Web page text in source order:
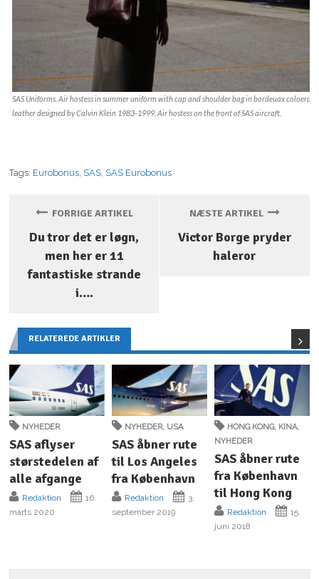
SAS Uniforms. Air hostess in summer uniform with cap and shoulder bag in bordeuax coloerd
leather designed by Calvin Klein 1983-1999. Air hostess on the front of SAS aircraft.
Tags: Eurobonus SAS SAS Eurobonus
FORRIGE ARTIKEL
Du tror det er løgn,
men her er 11
fantastiske strande
i….
NÆSTE ARTIKEL
Victor Borge pryder
haleror
RELATEREDE ARTIKLER
NYHEDER
SAS aflyser
størstedelen af
alle afgange
Redaktion
16.
marts 2020
NYHEDER, USA
SAS åbner rute
til Los Angeles
fra København
Redaktion
3.
september 2019
HONG KONG, KINA,
NYHEDER
SAS åbner rute
fra København
til Hong Kong
Redaktion
15.
juni 2018